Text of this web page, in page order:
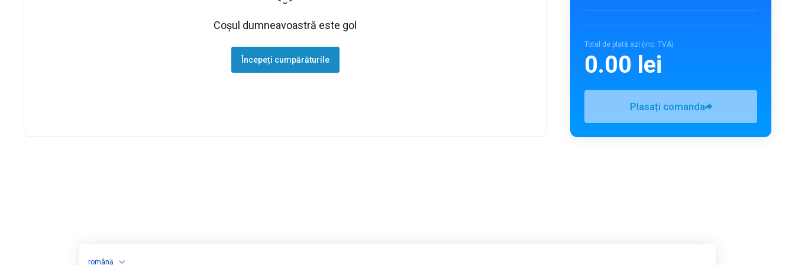
Coșul dumneavoastră este gol
Începeți cumpărăturile
Total de plată azi (inc. TVA)
0.00 lei
Plasați comanda
română